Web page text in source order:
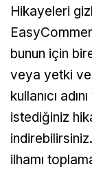
Hikayeleri
bunun için
veya yetki
kullanıcı
istediğiniz
ilhamı